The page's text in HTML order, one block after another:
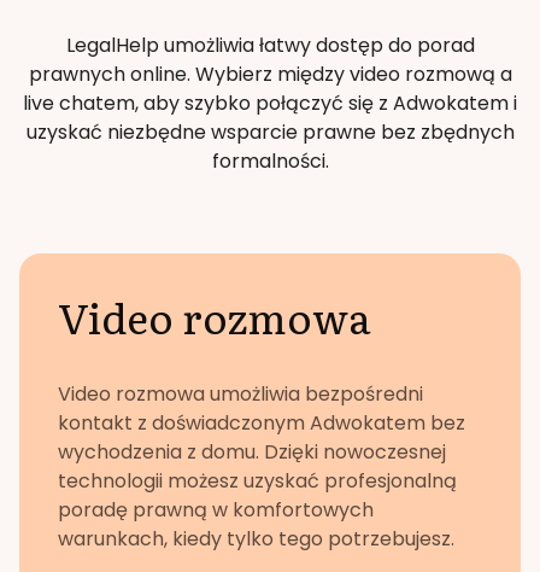
LegalHelp umożliwia łatwy dostęp do porad
prawnych online. Wybierz między video rozmową a
live chatem, aby szybko połączyć się z Adwokatem i
uzyskać niezbędne wsparcie prawne bez zbędnych
formalności.
Video rozmowa
Video rozmowa umożliwia bezpośredni
kontakt z doświadczonym Adwokatem bez
wychodzenia z domu. Dzięki nowoczesnej
technologii możesz uzyskać profesjonalną
poradę prawną w komfortowych
warunkach, kiedy tylko tego potrzebujesz.